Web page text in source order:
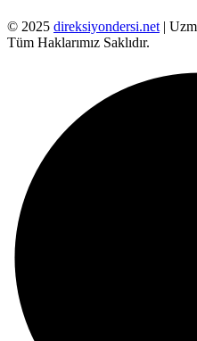
© 2025 direksiyondersi.net |
Tüm Haklarımız Saklıdır.